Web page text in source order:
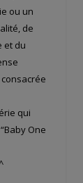
ou un
de
et du
qui
One